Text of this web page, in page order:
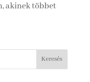
akinek többet